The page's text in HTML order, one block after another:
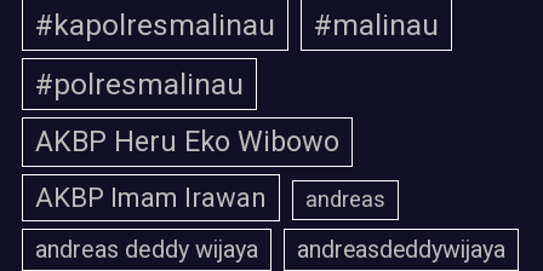
#kapolresmalinau
#malinau
#polresmalinau
AKBP Heru Eko Wibowo
AKBP Imam Irawan andreas
andreas deddy wijaya andreasdeddywijaya